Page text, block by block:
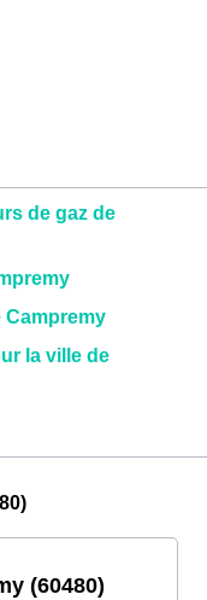
de gaz de
Campremy
la ville de
(60480)